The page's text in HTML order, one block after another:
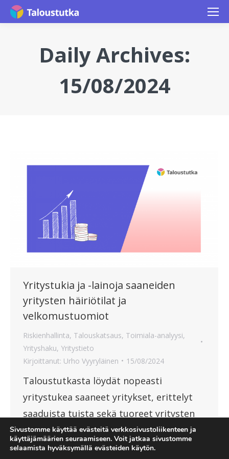
Daily Archives:
15/08/2024
Yritystukia ja -lainoja saaneiden
yritysten häiriötilat ja
velkomustuomiot
Riskienhallinta, Talouskatsaus, Toimiala-analyysi,
Yrityshaku, Yritystieto
Kirjoittanut: Urho Vyyryläinen 15/08/2024
Taloustutkasta löydät nopeasti
yritystukea saaneet yritykset, erittelyt
saaduista tuista sekä tuoreet yritysten
häiriötilat.
Sivustomme käyttää evästeitä verkkosivustoliikenteen ja
käyttäjämäärien seuraamiseen. Voit jatkaa sivustomme
selaamista hyväksymällä evästeiden käytön.